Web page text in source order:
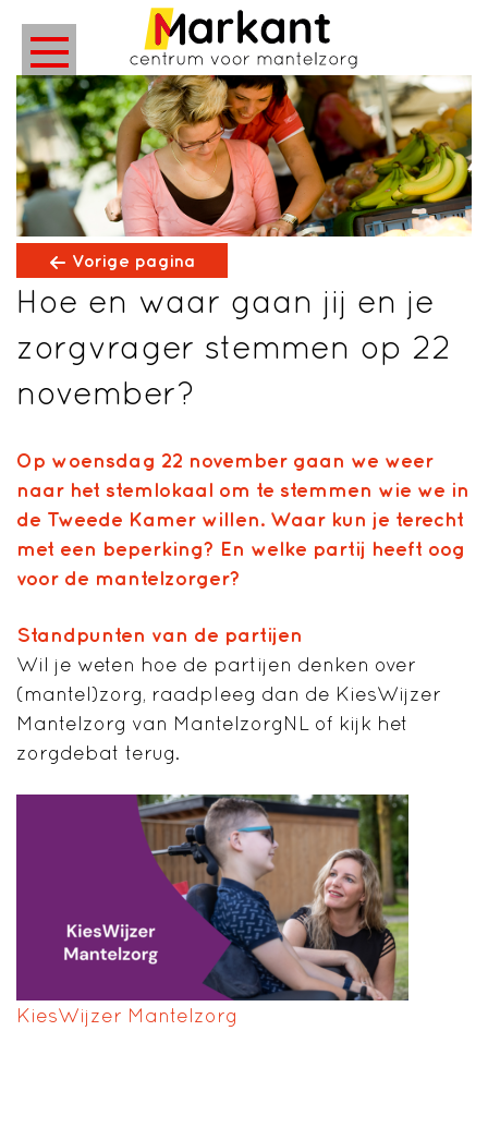
Vorige pagina
Hoe en waar gaan jij en je
zorgvrager stemmen op 22
november?
Op woensdag 22 november gaan we weer
naar het stemlokaal om te stemmen wie we in
de Tweede Kamer willen. Waar kun je terecht
met een beperking? En welke partij heeft oog
voor de mantelzorger?
Standpunten van de partijen
Wil je weten hoe de partijen denken over
(mantel)zorg, raadpleeg dan de KiesWijzer
Mantelzorg van MantelzorgNL of kijk het
zorgdebat terug.
KiesWijzer Mantelzorg